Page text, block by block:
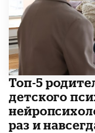
​​Топ-5
детского
раз и